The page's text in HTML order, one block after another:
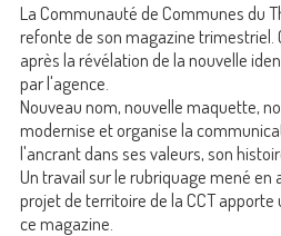
La Communauté de Communes du
refonte de son magazine
après la révélation de la nouvelle
par l'agence.
Nouveau nom, nouvelle maquette,
modernise et organise la
l'ancrant dans ses valeurs, son
Un travail sur le rubriquage mené
projet de territoire de la CCT
ce magazine.